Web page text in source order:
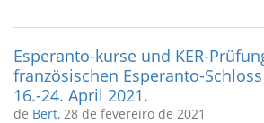
Esperanto-kurse und KER-
französischen Esperanto-
16.-24. April 2021.
de Bert, 28 de fevereiro de 2021